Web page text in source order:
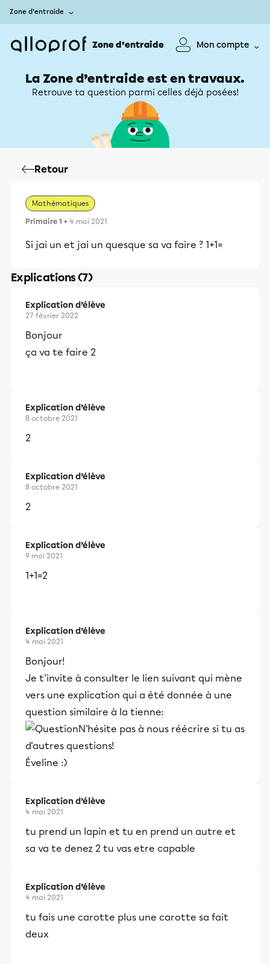
Zone d’entraide
Zone d’entraide Mon compte
La Zone d’entraide est en travaux.
Retrouve ta question parmi celles déjà posées!
Retour
Mathématiques
Primaire 1 • 4 mai 2021
Si jai un et jai un quesque sa va faire ? 1+1=
Explications (7)
Explication d’élève
27 février 2022
Bonjour
ça va te faire 2
Explication d’élève
8 octobre 2021
2
Explication d’élève
8 octobre 2021
2
Explication d’élève
9 mai 2021
1+1=2
Explication d’élève
4 mai 2021
Bonjour!
Je t'invite à consulter le lien suivant qui mène
vers une explication qui a été donnée à une
question similaire à la tienne:
N'hésite pas à nous réécrire si tu as
d'autres questions!
Éveline :)
Explication d’élève
4 mai 2021
tu prend un lapin et tu en prend un autre et
sa va te denez 2 tu vas etre capable
Explication d’élève
4 mai 2021
tu fais une carotte plus une carotte sa fait
deux